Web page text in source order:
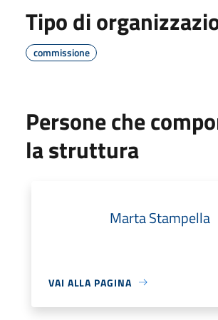
Tipo di
commissione
Persone che
la struttura
Marta Stampella
VAI ALLA PAGINA